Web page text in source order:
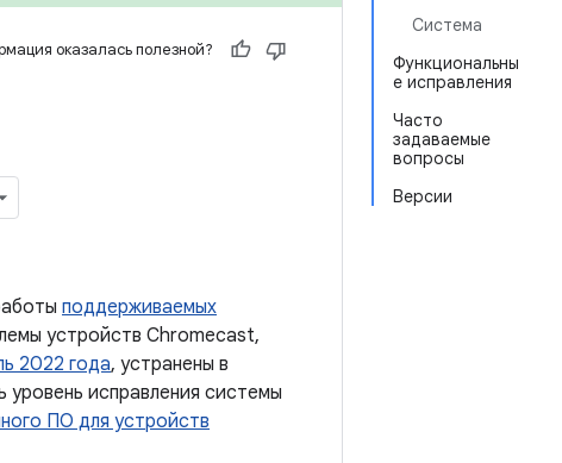
Система
Функциональны
е исправления
Часто
задаваемые
вопросы
Версии
оказалась полезной?
поддерживаемых
устройств Chromecast,
2022 года, устранены в
исправления системы
ПО для устройств